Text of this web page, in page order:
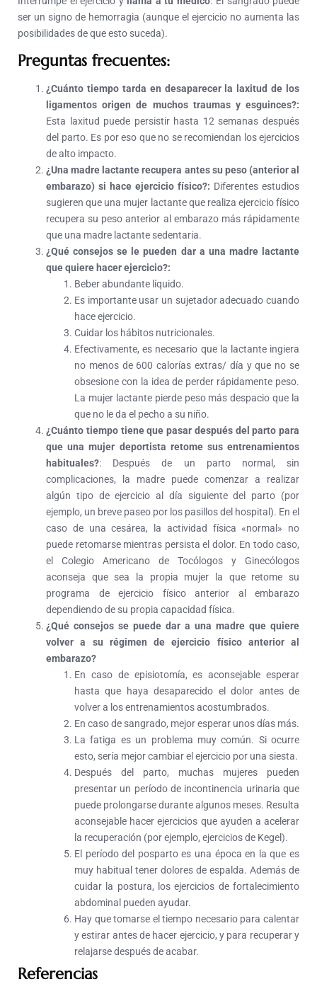
ser un signo de hemorragia (aunque el ejercicio no aumenta las
posibilidades de que esto suceda).
Preguntas frecuentes:
¿Cuánto tiempo tarda en desaparecer la laxitud de los
ligamentos origen de muchos traumas y esguinces?:
Esta laxitud puede persistir hasta 12 semanas después
del parto. Es por eso que no se recomiendan los ejercicios
de alto impacto.
¿Una madre lactante recupera antes su peso (anterior al
embarazo) si hace ejercicio físico?: Diferentes estudios
sugieren que una mujer lactante que realiza ejercicio físico
recupera su peso anterior al embarazo más rápidamente
que una madre lactante sedentaria.
¿Qué consejos se le pueden dar a una madre lactante
que quiere hacer ejercicio?:
Beber abundante líquido.
Es importante usar un sujetador adecuado cuando
hace ejercicio.
Cuidar los hábitos nutricionales.
Efectivamente, es necesario que la lactante ingiera
no menos de 600 calorías extras/ día y que no se
obsesione con la idea de perder rápidamente peso.
La mujer lactante pierde peso más despacio que la
que no le da el pecho a su niño.
¿Cuánto tiempo tiene que pasar después del parto para
que una mujer deportista retome sus entrenamientos
habituales?: Después de un parto normal, sin
complicaciones, la madre puede comenzar a realizar
algún tipo de ejercicio al día siguiente del parto (por
ejemplo, un breve paseo por los pasillos del hospital). En el
caso de una cesárea, la actividad física «normal» no
puede retomarse mientras persista el dolor. En todo caso,
el Colegio Americano de Tocólogos y Ginecólogos
aconseja que sea la propia mujer la que retome su
programa de ejercicio físico anterior al embarazo
dependiendo de su propia capacidad física.
¿Qué consejos se puede dar a una madre que quiere
volver a su régimen de ejercicio físico anterior al
embarazo?
En caso de episiotomía, es aconsejable esperar
hasta que haya desaparecido el dolor antes de
volver a los entrenamientos acostumbrados.
En caso de sangrado, mejor esperar unos días más.
La fatiga es un problema muy común. Si ocurre
esto, sería mejor cambiar el ejercicio por una siesta.
Después del parto, muchas mujeres pueden
presentar un período de incontinencia urinaria que
puede prolongarse durante algunos meses. Resulta
aconsejable hacer ejercicios que ayuden a acelerar
la recuperación (por ejemplo, ejercicios de Kegel).
El período del posparto es una época en la que es
muy habitual tener dolores de espalda. Además de
cuidar la postura, los ejercicios de fortalecimiento
abdominal pueden ayudar.
Hay que tomarse el tiempo necesario para calentar
y estirar antes de hacer ejercicio, y para recuperar y
relajarse después de acabar.
Referencias